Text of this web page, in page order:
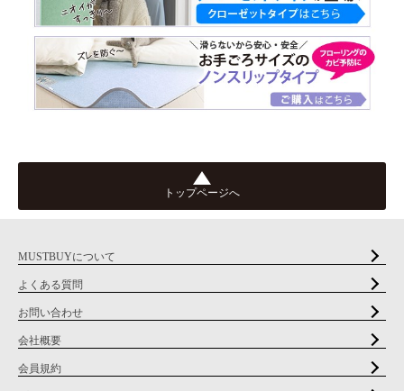
トップページへ
MUSTBUYについて
よくある質問
お問い合わせ
会社概要
会員規約